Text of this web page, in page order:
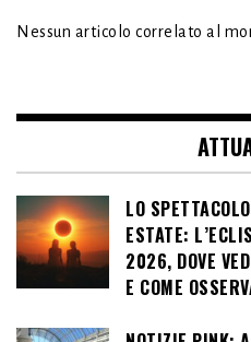
Nessun articolo correlato al
LO
ESTATE:
2026, DOVE
E COME